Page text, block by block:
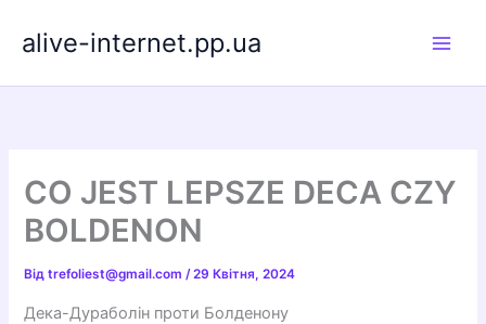
alive-internet.pp.ua
CO JEST LEPSZE DECA CZY
BOLDENON
Відtrefoliest@gmail.com/29 Квітня, 2024
Дека-Дураболін проти Болденону